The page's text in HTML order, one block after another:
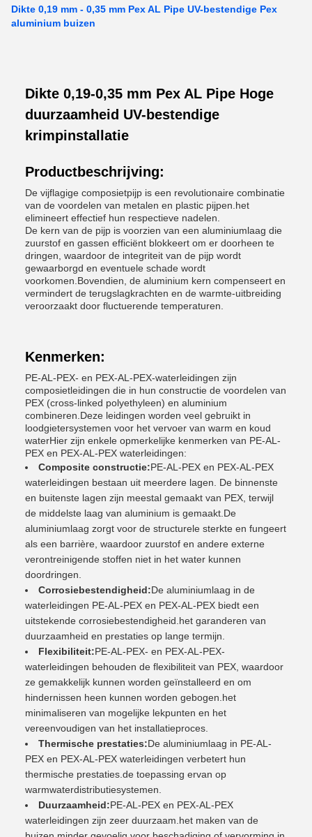
Dikte 0,19 mm - 0,35 mm Pex AL Pipe UV-bestendige Pex
aluminium buizen
Dikte 0,19-0,35 mm Pex AL Pipe Hoge
duurzaamheid UV-bestendige
krimpinstallatie
Productbeschrijving:
De vijflagige composietpijp is een revolutionaire combinatie
van de voordelen van metalen en plastic pijpen.het
elimineert effectief hun respectieve nadelen.
De kern van de pijp is voorzien van een aluminiumlaag die
zuurstof en gassen efficiënt blokkeert om er doorheen te
dringen, waardoor de integriteit van de pijp wordt
gewaarborgd en eventuele schade wordt
voorkomen.Bovendien, de aluminium kern compenseert en
vermindert de terugslagkrachten en de warmte-uitbreiding
veroorzaakt door fluctuerende temperaturen.
Kenmerken:
PE-AL-PEX- en PEX-AL-PEX-waterleidingen zijn
composietleidingen die in hun constructie de voordelen van
PEX (cross-linked polyethyleen) en aluminium
combineren.Deze leidingen worden veel gebruikt in
loodgietersystemen voor het vervoer van warm en koud
waterHier zijn enkele opmerkelijke kenmerken van PE-AL-
PEX en PEX-AL-PEX waterleidingen:
Composite constructie:PE-AL-PEX en PEX-AL-PEX
waterleidingen bestaan uit meerdere lagen. De binnenste
en buitenste lagen zijn meestal gemaakt van PEX, terwijl
de middelste laag van aluminium is gemaakt.De
aluminiumlaag zorgt voor de structurele sterkte en fungeert
als een barrière, waardoor zuurstof en andere externe
verontreinigende stoffen niet in het water kunnen
doordringen.
Corrosiebestendigheid:De aluminiumlaag in de
waterleidingen PE-AL-PEX en PEX-AL-PEX biedt een
uitstekende corrosiebestendigheid.het garanderen van
duurzaamheid en prestaties op lange termijn.
Flexibiliteit:PE-AL-PEX- en PEX-AL-PEX-
waterleidingen behouden de flexibiliteit van PEX, waardoor
ze gemakkelijk kunnen worden geïnstalleerd en om
hindernissen heen kunnen worden gebogen.het
minimaliseren van mogelijke lekpunten en het
vereenvoudigen van het installatieproces.
Thermische prestaties:De aluminiumlaag in PE-AL-
PEX en PEX-AL-PEX waterleidingen verbetert hun
thermische prestaties.de toepassing ervan op
warmwaterdistributiesystemen.
Duurzaamheid:PE-AL-PEX en PEX-AL-PEX
waterleidingen zijn zeer duurzaam.het maken van de